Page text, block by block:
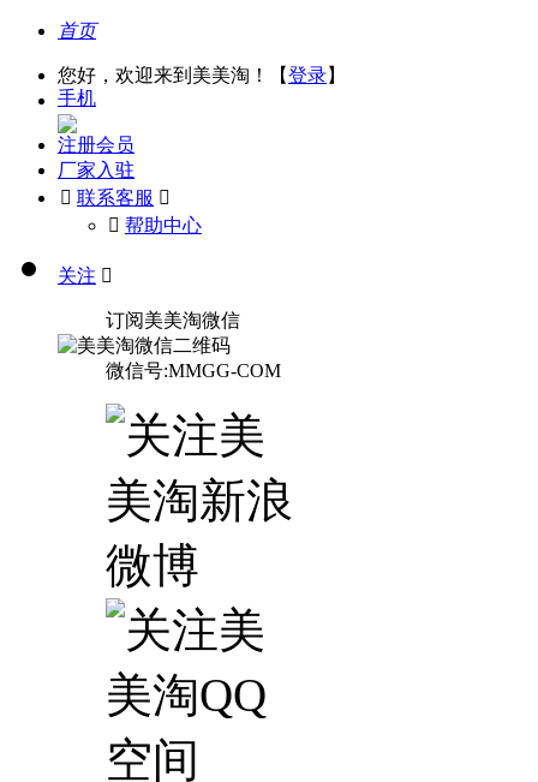
首页
您好，欢迎来到美美淘！【登录】
手机
注册会员
厂家入驻
 联系客服 
󰅃 帮助中心
关注 
订阅美美淘微信
微信号:MMGG-COM